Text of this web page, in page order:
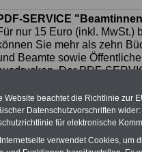
SERVICE
nur 15 Euro (inkl. MwSt.)
Sie mehr als zehn
Beamte sowie
Der PDF-
mindestens einmal im
Sie können aus
zur weiterführenden
mehrere OnlineBücher bzw.
und Beamte mit
Website beachtet die Richtlinie zur
Datenschutzvorschriften
für elektronische
verwendet Cookies, um